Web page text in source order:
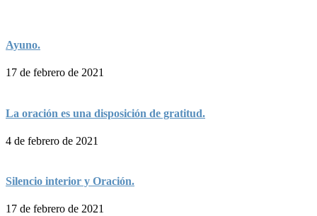
Ayuno.
17 de febrero de 2021
La oración es una disposición de gratitud.
4 de febrero de 2021
Silencio interior y Oración.
17 de febrero de 2021